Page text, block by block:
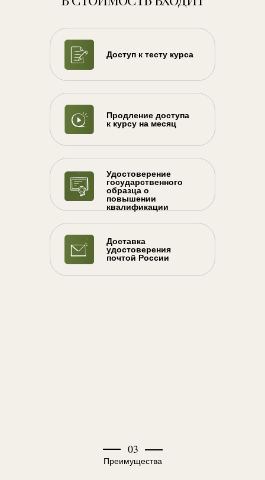
Продление доступа
к курсу на месяц
Доступ к тесту курса
Удостоверение
государственного
образца о
повышении
квалификации
Доставка
удостоверения
почтой России
03
Преимущества